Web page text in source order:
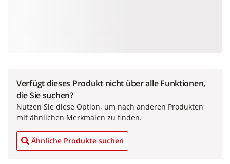
Verfügt dieses Produkt nicht über alle Funktionen,
die Sie suchen?
Nutzen Sie diese Option, um nach anderen Produkten
mit ähnlichen Merkmalen zu finden.
Ähnliche Produkte suchen